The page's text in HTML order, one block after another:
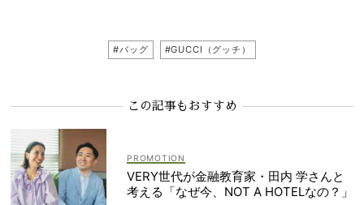
#バッグ #GUCCI（グッチ）
この記事もおすすめ
VERY世代が金融教育家・田内 学さんと
考える「なぜ今、NOT A HOTELなの？」